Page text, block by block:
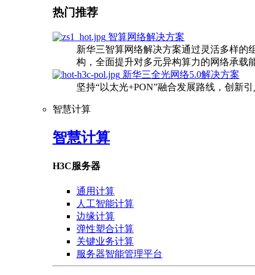
热门推荐
智算网络解决方案
新华三智算网络解决方案通过灵活多样的
构，全面提升对多元异构算力的网络承载
新华三全光网络5.0解决方案
坚持“以太光+PON”融合发展路线，创新
智慧计算
智慧计算
H3C服务器
通用计算
人工智能计算
边缘计算
弹性塑合计算
关键业务计算
服务器智能管理平台